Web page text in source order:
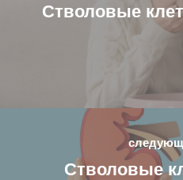
Стволовые
Стволовые